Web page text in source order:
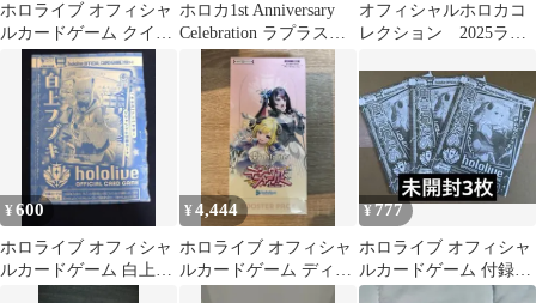
ホロライブ オフィシャ
ルカードゲーム クイン
テットスペクトラム
2BOX 未開封
ホロカ1st Anniversary
Celebration ラプラスダ
ークネス
オフィシャルホロカコ
レクション 2025ライ
¥600
ホロライブ オフィシャ
ルカードゲーム 白上フ
¥4,444
ホロライブ オフィシャ
ルカードゲーム ディー
¥777
ホロライブ オフィシャ
ルカードゲーム 付録カ
ード 6種セット